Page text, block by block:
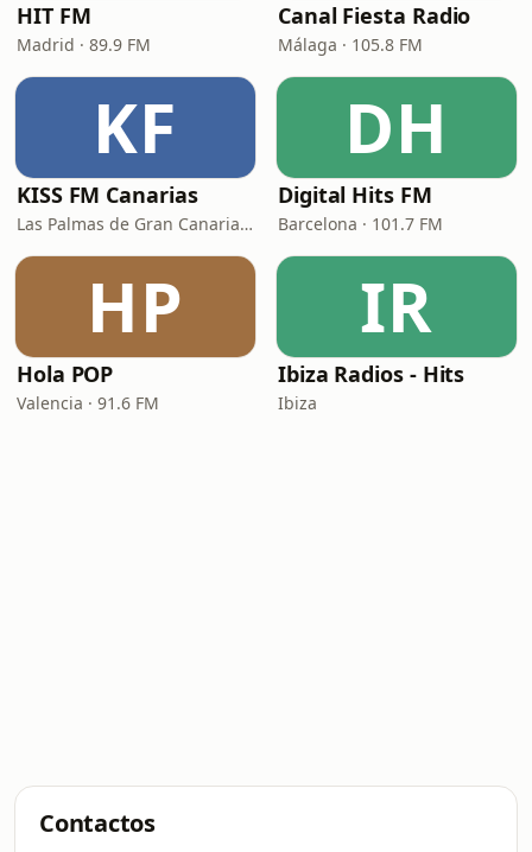
HIT FM
Madrid · 89.9 FM
Canal Fiesta Radio
Málaga · 105.8 FM
KF
KISS FM Canarias
Las Palmas de Gran Canaria · 102.4 FM
DH
Digital Hits FM
Barcelona · 101.7 FM
HP
Hola POP
Valencia · 91.6 FM
IR
Ibiza Radios - Hits
Ibiza
Contactos